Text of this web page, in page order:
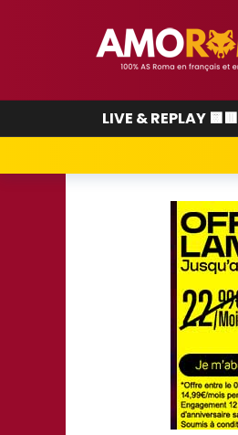
LIVE & REPLAY 🟨🟥